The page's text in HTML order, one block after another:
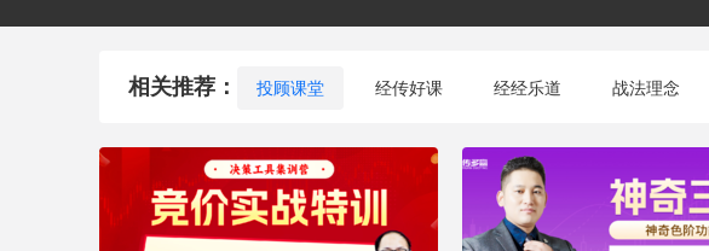
相关推荐： 投顾课堂 经传好课 经经乐道 战法理念